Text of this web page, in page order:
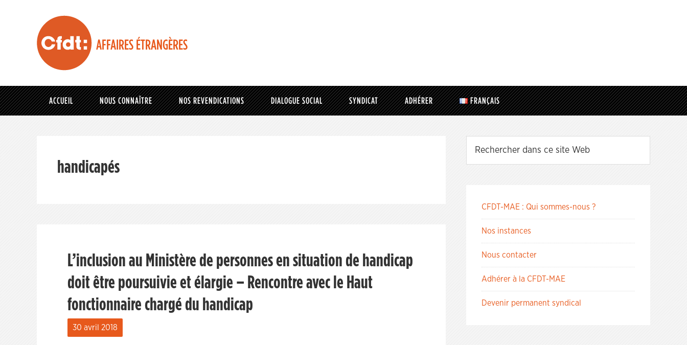
AFFAIRES ÉTRANGÈRES
ACCUEIL NOUS CONNAÎTRE NOS REVENDICATIONS DIALOGUE SOCIAL SYNDICAT ADHÉRER FRANÇAIS
handicapés
L’inclusion au Ministère de personnes en situation de handicap
doit être poursuivie et élargie – Rencontre avec le Haut
fonctionnaire chargé du handicap
30 avril 2018
CFDT-MAE : Qui sommes-nous ?
Nos instances
Nous contacter
Adhérer à la CFDT-MAE
Devenir permanent syndical